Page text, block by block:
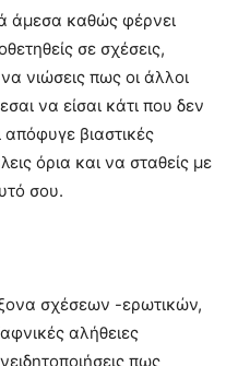
άμεσα καθώς φέρνει
σε σχέσεις,
νιώσεις πως οι άλλοι
να είσαι κάτι που δεν
απόφυγε βιαστικές
όρια και να σταθείς με
σου.
σχέσεων -ερωτικών,
αλήθειες
πως